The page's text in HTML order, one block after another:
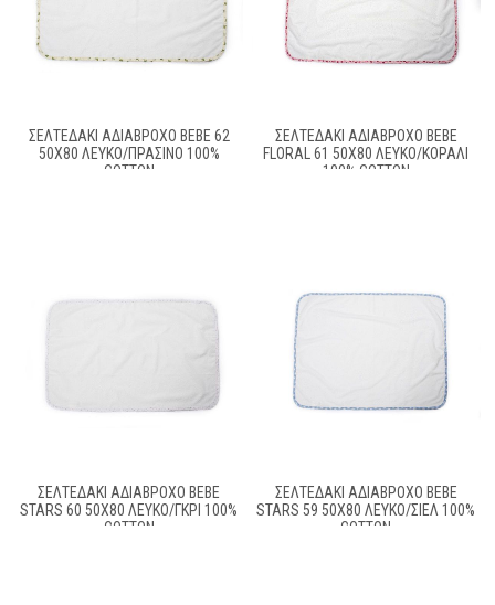
ΣΕΛΤΕΔΆΚΙ ΑΔΙΆΒΡΟΧΟ BEBE 62
50X80 ΛΕΥΚΌ/ΠΡΆΣΙΝΟ 100%
COTTON
ΣΕΛΤΕΔΆΚΙ ΑΔΙΆΒΡΟΧΟ BEBE
FLORAL 61 50X80 ΛΕΥΚΌ/ΚΟΡΑΛΊ
100% COTTON
ΣΕΛΤΕΔΆΚΙ ΑΔΙΆΒΡΟΧΟ BEBE
STARS 60 50X80 ΛΕΥΚΌ/ΓΚΡΙ 100%
COTTON
ΣΕΛΤΕΔΆΚΙ ΑΔΙΆΒΡΟΧΟ BEBE
STARS 59 50X80 ΛΕΥΚΌ/ΣΙΕΛ 100%
COTTON